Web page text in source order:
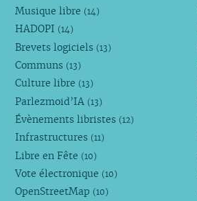
Musique libre (14)
HADOPI (14)
Brevets logiciels (13)
Communs (13)
Culture libre (13)
Parlezmoid’IA (13)
Évènements libristes (12)
Infrastructures (11)
Libre en Fête (10)
Vote électronique (10)
OpenStreetMap (10)